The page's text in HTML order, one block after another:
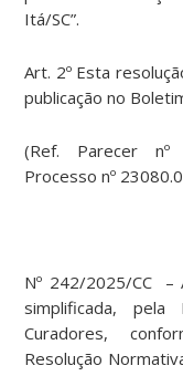
Itá/SC”.
Art. 2º Esta
publicação no
(Ref. Parecer nº
Processo nº
Nº 242/2025/CC –
simplificada, pela
Curadores,
Resolução